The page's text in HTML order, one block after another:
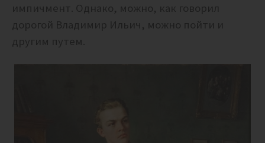
импичмент. Однако, можно, как говорил
дорогой Владимир Ильич, можно пойти и
другим путем.